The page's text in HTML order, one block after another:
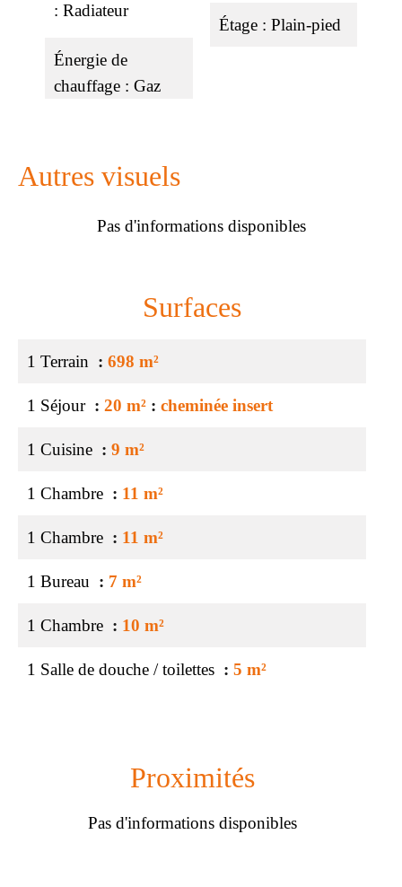
Radiateur
Énergie de
chauffage
Gaz
Étage Plain-pied
Autres visuels
Pas d'informations disponibles
Surfaces
1 Terrain 698 m²
1 Séjour 20 m² cheminée insert
1 Cuisine 9 m²
1 Chambre 11 m²
1 Chambre 11 m²
1 Bureau 7 m²
1 Chambre 10 m²
1 Salle de douche / toilettes 5 m²
Proximités
Pas d'informations disponibles